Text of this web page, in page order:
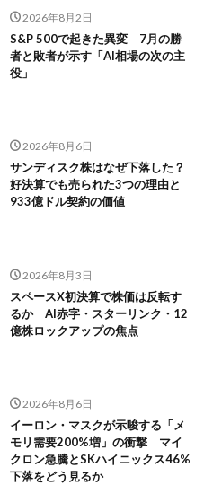
2026年8月2日
S&P 500で起きた異変 7月の勝
者と敗者が示す「AI相場の次の主
役」
2026年8月6日
サンディスク株はなぜ下落した？
好決算でも売られた3つの理由と
933億ドル契約の価値
2026年8月3日
スペースX初決算で株価は反転す
るか AI赤字・スターリンク・12
億株ロックアップの焦点
2026年8月6日
イーロン・マスクが示唆する「メ
モリ需要200%増」の衝撃 マイ
クロン急騰とSKハイニックス46%
下落をどう見るか